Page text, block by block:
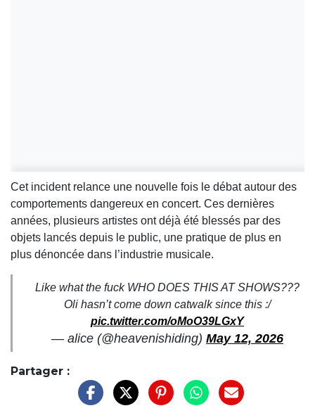
Cet incident relance une nouvelle fois le débat autour des
comportements dangereux en concert. Ces dernières
années, plusieurs artistes ont déjà été blessés par des
objets lancés depuis le public, une pratique de plus en
plus dénoncée dans l’industrie musicale.
Like what the fuck WHO DOES THIS AT SHOWS???
Oli hasn’t come down catwalk since this :/
pic.twitter.com/oMoO39LGxY
— alice (@heavenishiding) May 12, 2026
Partager :